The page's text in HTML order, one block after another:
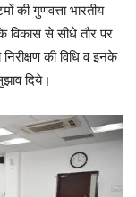
की गुणवत्ता भारतीय
के विकास से सीधे तौर पर
की विधि व इनके
दिये।